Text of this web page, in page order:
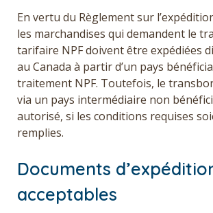
En vertu du Règlement sur
les marchandises qui demandent le
tarifaire NPF doivent être expédiées
au Canada à partir d’un pays
traitement NPF. Toutefois, le
via un pays intermédiaire non
autorisé, si les conditions requises
remplies.
Documents
acceptables